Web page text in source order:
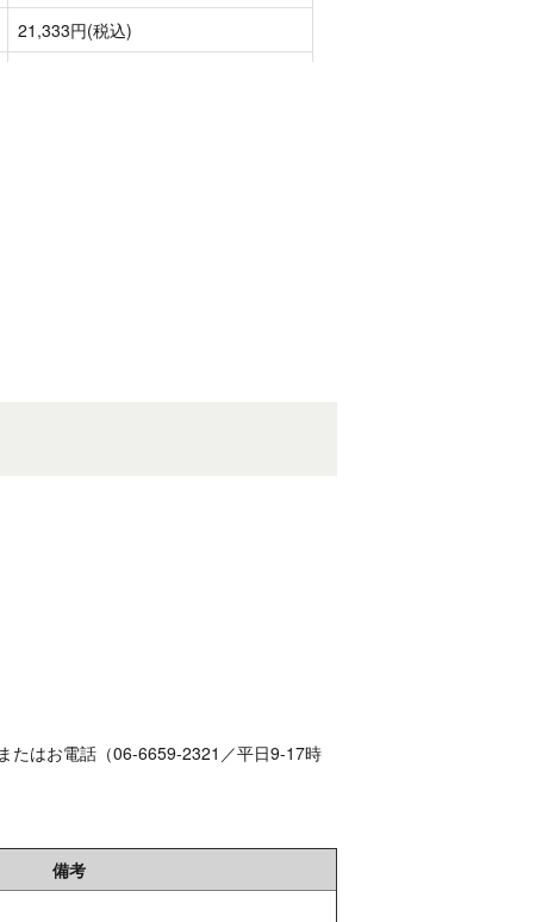
たはお電話（06-6659-2321／平日9-17時
備考